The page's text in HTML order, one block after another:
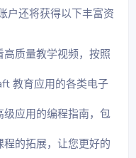
户还将获得以下丰富资
高质量教学视频，按照
教育应用的各类电子
级应用的编程指南，包
程的拓展，让您更好的